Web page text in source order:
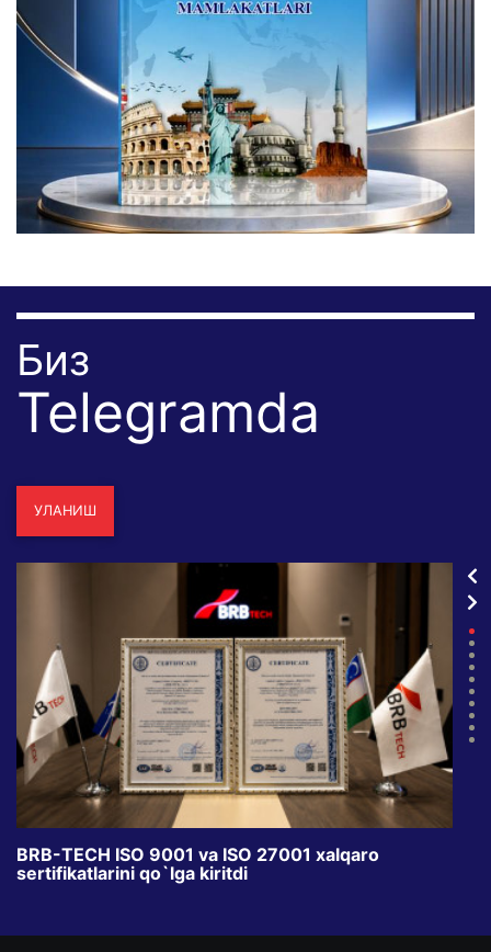
Биз
Telegramda
УЛАНИШ
BRB-TECH ISO 9001 va ISO 27001 xalqaro
sertifikatlarini qo`lga kiritdi